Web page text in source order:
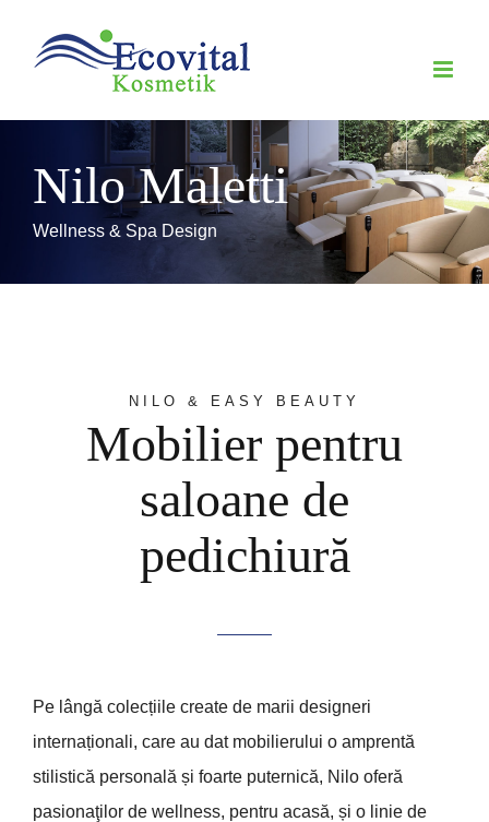
Nilo Maletti
Wellness & Spa Design
NILO & EASY BEAUTY
Mobilier pentru
saloane de
pedichiură
Pe lângă colecțiile create de marii designeri
internaționali, care au dat mobilierului o amprentă
stilistică personală și foarte puternică, Nilo oferă
pasionaţilor de wellness, pentru acasă, și o linie de